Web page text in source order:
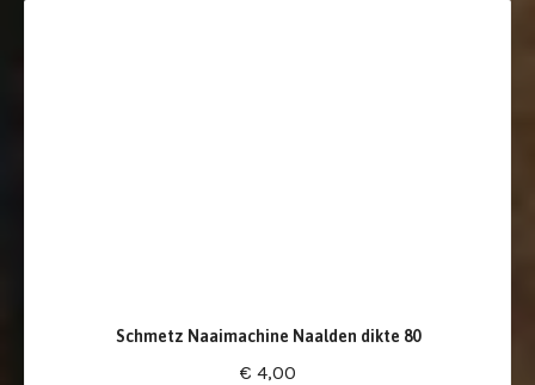
Schmetz Naaimachine Naalden dikte 80
€ 4,00